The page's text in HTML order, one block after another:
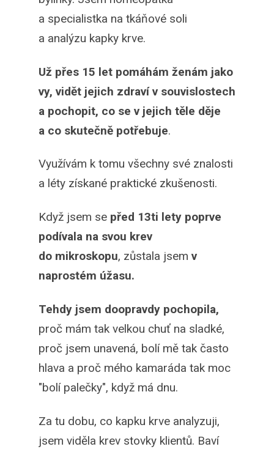
a specialistka na tkáňové soli
a analýzu kapky krve.
Už přes 15 let pomáhám ženám jako
vy, vidět jejich zdraví v souvislostech
a pochopit, co se v jejich těle děje
a co skutečně potřebuje.
Využívám k tomu všechny své znalosti
a léty získané praktické zkušenosti.
Když jsem se před 13ti lety poprve
podívala na svou krev
do mikroskopu, zůstala jsem v
naprostém úžasu.
Tehdy jsem doopravdy pochopila,
proč mám tak velkou chuť na sladké,
proč jsem unavená, bolí mě tak často
hlava a proč mého kamaráda tak moc
"bolí palečky", když má dnu.
Za tu dobu, co kapku krve analyzuji,
jsem viděla krev stovky klientů. Baví